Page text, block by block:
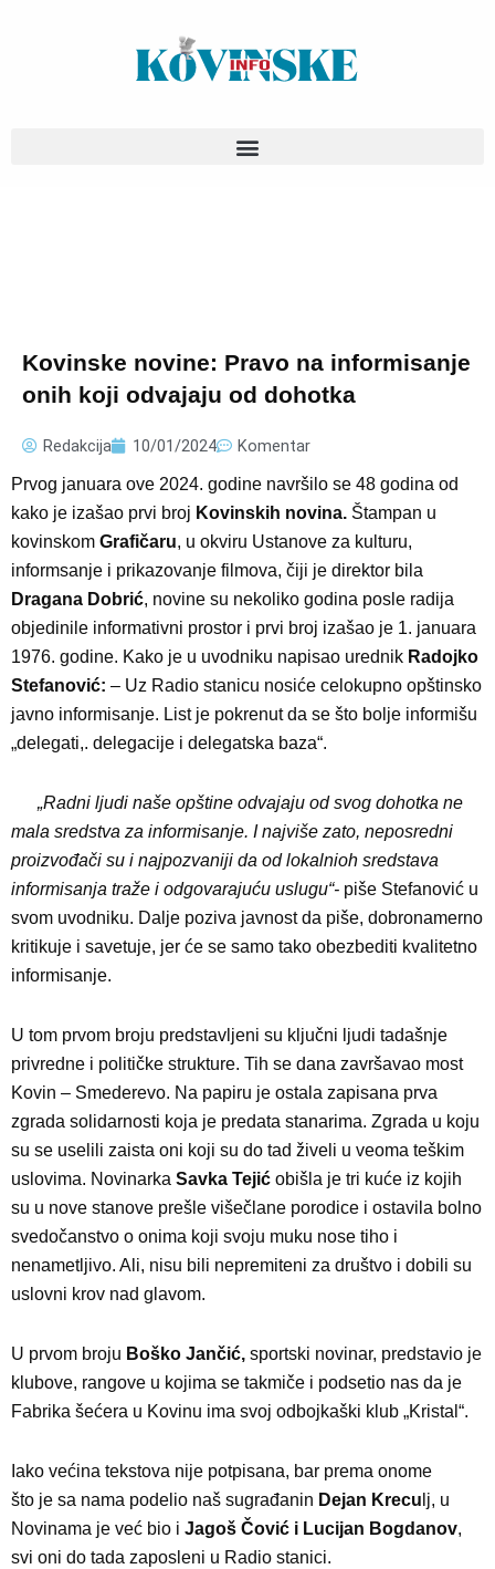
Kovinske novine: Pravo na informisanje
onih koji odvajaju od dohotka
Redakcija 10/01/2024 Komentar
Prvog januara ove 2024. godine navršilo se 48 godina od
kako je izašao prvi broj Kovinskih novina. Štampan u
kovinskom Grafičaru, u okviru Ustanove za kulturu,
informsanje i prikazovanje filmova, čiji je direktor bila
Dragana Dobrić, novine su nekoliko godina posle radija
objedinile informativni prostor i prvi broj izašao je 1. januara
1976. godine. Kako je u uvodniku napisao urednik Radojko
Stefanović: – Uz Radio stanicu nosiće celokupno opštinsko
javno informisanje. List je pokrenut da se što bolje informišu
„delegati,. delegacije i delegatska baza“.
„Radni ljudi naše opštine odvajaju od svog dohotka ne
mala sredstva za informisanje. I najviše zato, neposredni
proizvođači su i najpozvaniji da od lokalnioh sredstava
informisanja traže i odgovarajuću uslugu“- piše Stefanović u
svom uvodniku. Dalje poziva javnost da piše, dobronamerno
kritikuje i savetuje, jer će se samo tako obezbediti kvalitetno
informisanje.
U tom prvom broju predstavljeni su ključni ljudi tadašnje
privredne i političke strukture. Tih se dana završavao most
Kovin – Smederevo. Na papiru je ostala zapisana prva
zgrada solidarnosti koja je predata stanarima. Zgrada u koju
su se uselili zaista oni koji su do tad živeli u veoma teškim
uslovima. Novinarka Savka Tejić obišla je tri kuće iz kojih
su u nove stanove prešle višečlane porodice i ostavila bolno
svedočanstvo o onima koji svoju muku nose tiho i
nenametljivo. Ali, nisu bili nepremiteni za društvo i dobili su
uslovni krov nad glavom.
U prvom broju Boško Jančić, sportski novinar, predstavio je
klubove, rangove u kojima se takmiče i podsetio nas da je
Fabrika šećera u Kovinu ima svoj odbojkaški klub „Kristal“.
Iako većina tekstova nije potpisana, bar prema onome
što je sa nama podelio naš sugrađanin Dejan Krecu lj, u
Novinama je već bio i Jagoš Čović i Lucijan Bogdanov,
svi oni do tada zaposleni u Radio stanici.